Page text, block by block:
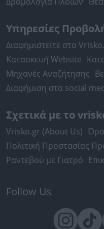
Υπηρεσίες
Διαφημιστείτε στο
Κατασκευή Website
Μηχανές Αναζήτησης
Διαφήμιση στα social
Σχετικά με το
Vrisko.gr (About Us)
Πολιτική Προστασίας
Ραντεβού με Γιατρό
Follow Us